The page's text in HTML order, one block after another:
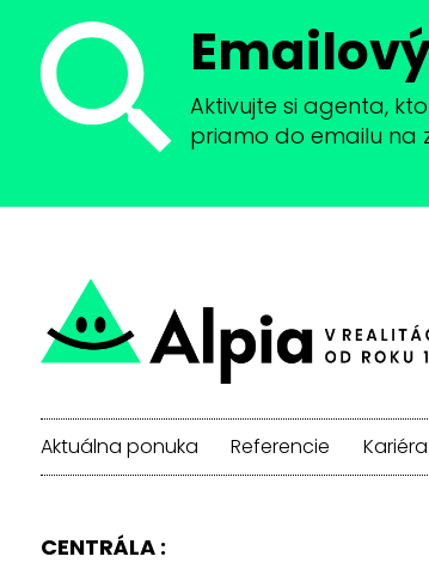
Aktivujte si agenta,
priamo do emailu na
Aktuálna ponuka Referencie Kariéra
CENTRÁLA :